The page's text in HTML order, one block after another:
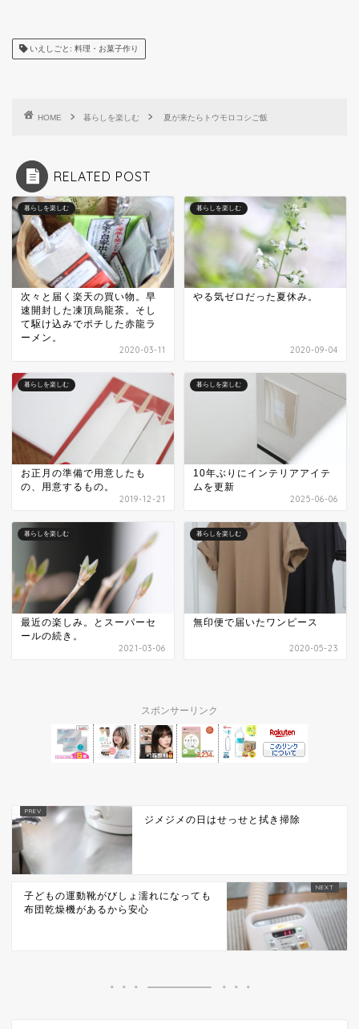
いえしごと: 料理・お菓子作り
HOME 暮らしを楽しむ 夏が来たらトウモロコシご飯
RELATED POST
暮らしを楽しむ
次々と届く楽天の買い物。早
速開封した凍頂烏龍茶。そし
て駆け込みでポチした赤龍ラ
ーメン。
2020-03-11
暮らしを楽しむ
やる気ゼロだった夏休み。
2020-09-04
暮らしを楽しむ
お正月の準備で用意したも
の、用意するもの。
2019-12-21
暮らしを楽しむ
10年ぶりにインテリアアイテ
ムを更新
2025-06-06
暮らしを楽しむ
最近の楽しみ。とスーパーセ
ールの続き。
2021-03-06
暮らしを楽しむ
無印便で届いたワンピース
2020-05-23
スポンサーリンク
ジメジメの日はせっせと拭き掃除
子どもの運動靴がびしょ濡れになっても
布団乾燥機があるから安心